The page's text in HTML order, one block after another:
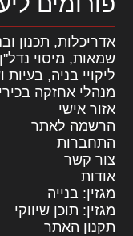
אדריכלות, תכנון
שמאות, מיסוי נדל"ן
ליקויי בניה,
מנהלי אחזקה
אזור אישי
הרשמה לאתר
התחברות
צור קשר
אודות
מגזין: בנייה
מגזין: תוכן שיווקי
תקנון האתר